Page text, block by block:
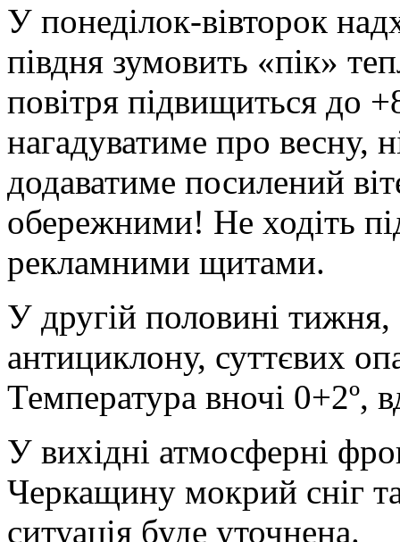
У понеділок-вівторок
півдня зумовить «пік»
повітря підвищиться до
нагадуватиме про весну,
додаватиме посилений
обережними! Не ходіть
рекламними щитами.
У другій половині тижня,
антициклону, суттєвих
Температура вночі 0+2º,
У вихідні атмосферні
Черкащину мокрий сніг
ситуація буде уточнена.